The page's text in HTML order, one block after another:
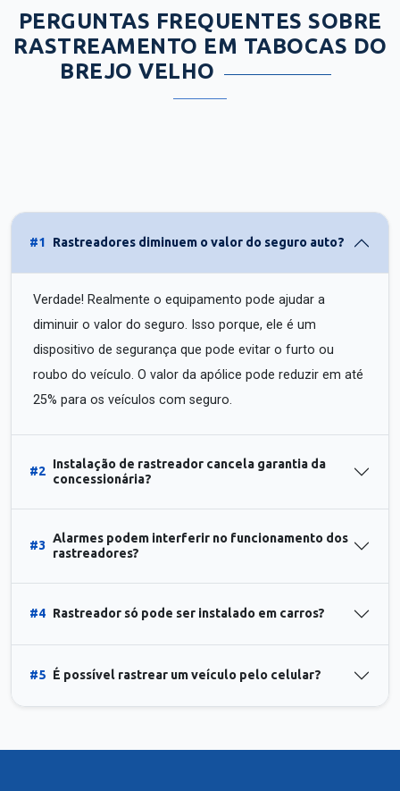
PERGUNTAS FREQUENTES SOBRE
RASTREAMENTO EM TABOCAS DO
BREJO VELHO
#1 Rastreadores diminuem o valor do seguro auto?
Verdade! Realmente o equipamento pode ajudar a
diminuir o valor do seguro. Isso porque, ele é um
dispositivo de segurança que pode evitar o furto ou
roubo do veículo. O valor da apólice pode reduzir em até
25% para os veículos com seguro.
#2
Instalação de rastreador cancela garantia da
concessionária?
#3
Alarmes podem interferir no funcionamento dos
rastreadores?
#4 Rastreador só pode ser instalado em carros?
#5 É possível rastrear um veículo pelo celular?